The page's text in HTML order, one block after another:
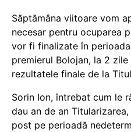
Săptămâna viitoare vom
necesar pentru ocuparea
vor fi finalizate în
premierul Bolojan, la 2
rezultatele finale de la
Sorin Ion, întrebat cum le
dau an de an
post pe perioadă